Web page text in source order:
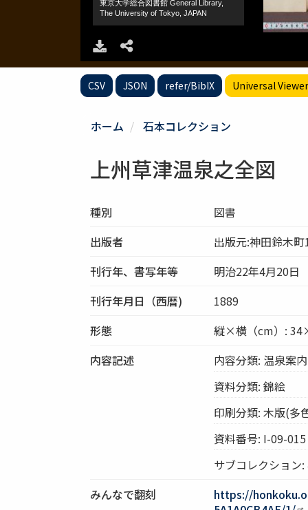
CSV JSON refer/BibIX Universal Viewer
ホーム 石本コレクション
上州草津温泉之全図
種別
図書
出版者
出版元:神田鈴木
刊行年、書写年等
明治22年4月20日
刊行年月日（西暦)
1889
形態
縦×横（cm）:
内容記述
内容分類: 温泉案内
資料分類: 錦絵
印刷分類: 木版(多
資料番号: I-09-015
サブコレクション
みんなで翻刻
https://